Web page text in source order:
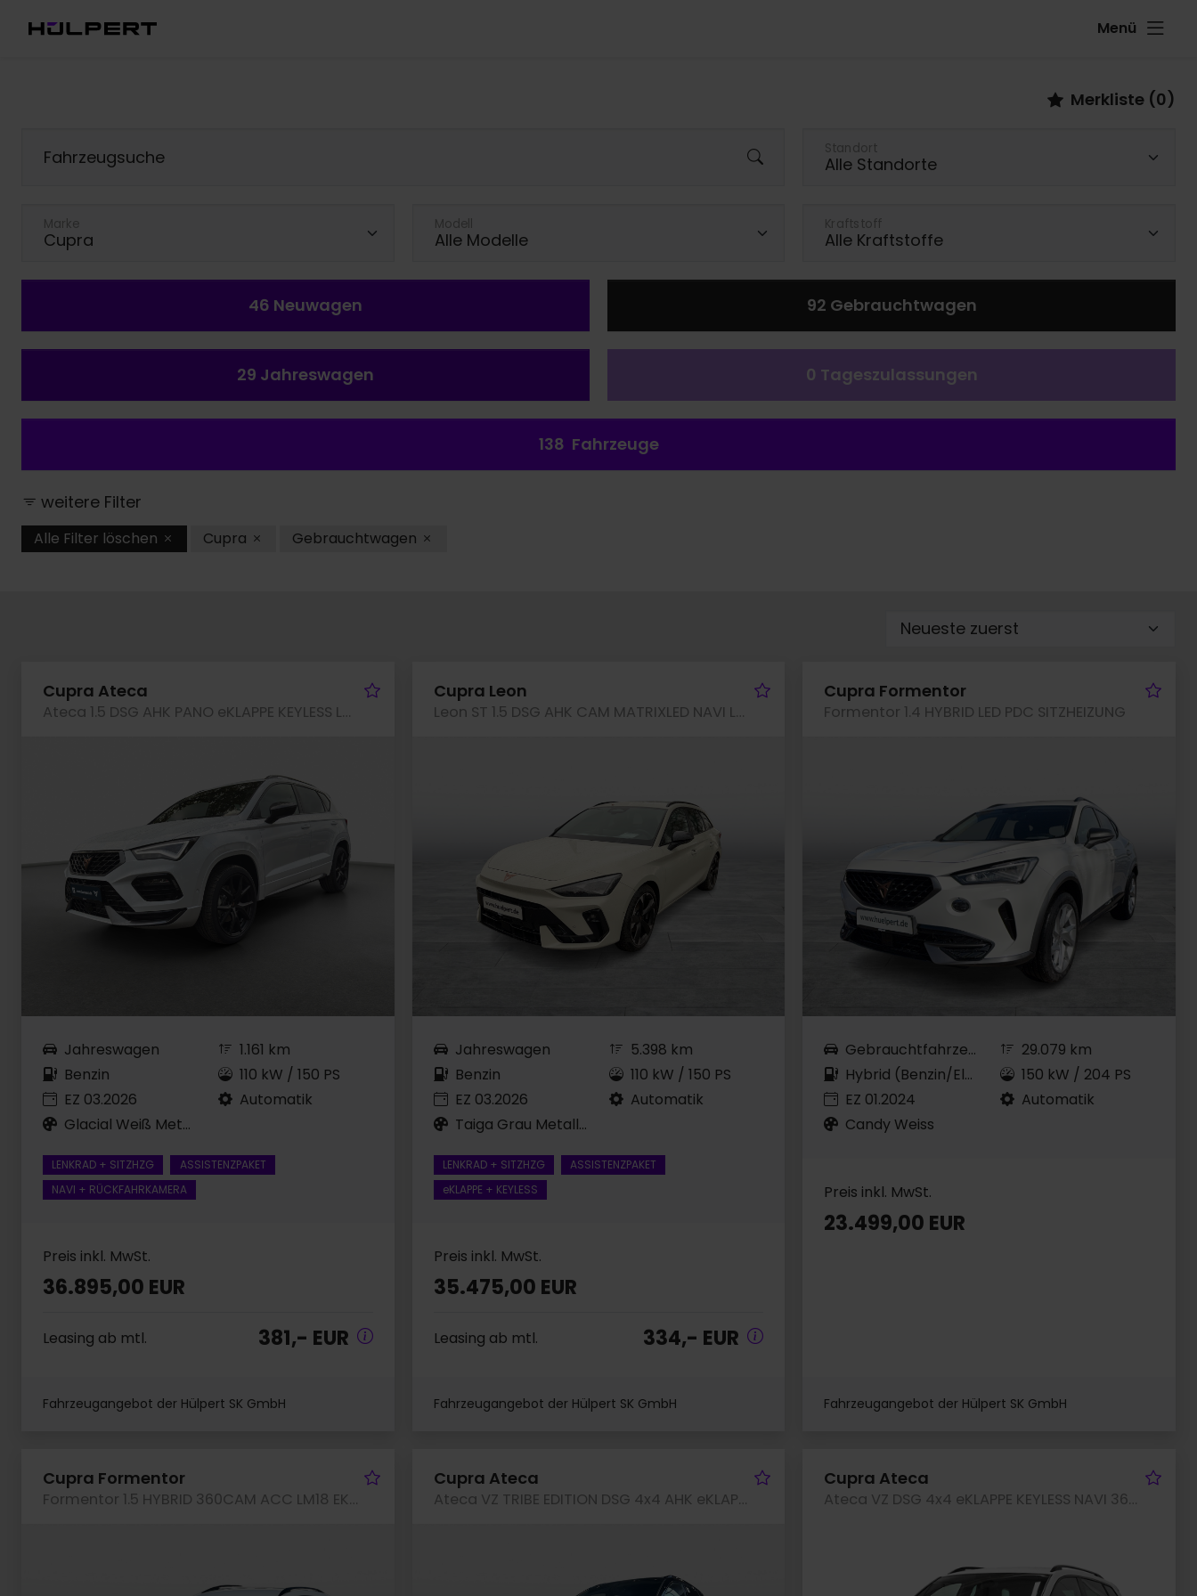
Menü
Merkliste (0)
Fahrzeugsuche Standort
Marke Modell Kraftstoff
46 Neuwagen 92 Gebrauchtwagen
29 Jahreswagen 0 Tageszulassungen
138 Fahrzeuge
weitere Filter
Alle Filter löschen Cupra Gebrauchtwagen
Cupra Ateca
Ateca 1.5 DSG AHK PANO eKLAPPE KEYLESS LM19
Fahrzeug merken
Jahreswagen
Benzin
EZ 03.2026
Glacial Weiß Metallic
1.161 km
110 kW / 150 PS
Automatik
LENKRAD + SITZHZG
ASSISTENZPAKET
NAVI + RÜCKFAHRKAMERA
Preis inkl. MwSt.
36.895,00 EUR
Leasing ab mtl. 381,- EUR
Fahrzeugangebot der Hülpert SK GmbH
Cupra Leon
Leon ST 1.5 DSG AHK CAM MATRIXLED NAVI LM18
Fahrzeug merken
Jahreswagen
Benzin
EZ 03.2026
Taiga Grau Metallic
5.398 km
110 kW / 150 PS
Automatik
LENKRAD + SITZHZG
ASSISTENZPAKET
eKLAPPE + KEYLESS
Preis inkl. MwSt.
35.475,00 EUR
Leasing ab mtl. 334,- EUR
Fahrzeugangebot der Hülpert SK GmbH
Cupra Formentor
Formentor 1.4 HYBRID LED PDC SITZHEIZUNG
Gebrauchtfahrzeug
Hybrid (Benzin/Elektro)
EZ 01.2024
Candy Weiss
29.079 km
150 kW / 204 PS
Automatik
Preis inkl. MwSt.
23.499,00 EUR
Fahrzeugangebot der Hülpert SK GmbH
Cupra Formentor
Formentor 1.5 HYBRID 360CAM ACC LM18 EKLAPPE NAVI
Fahrzeug merken
Cupra Ateca
Ateca VZ TRIBE EDITION DSG 4x4 AHK eKLAPPE LM20
Fahrzeug merken
Cupra Ateca
Ateca VZ DSG 4x4 eKLAPPE KEYLESS NAVI 360CAM